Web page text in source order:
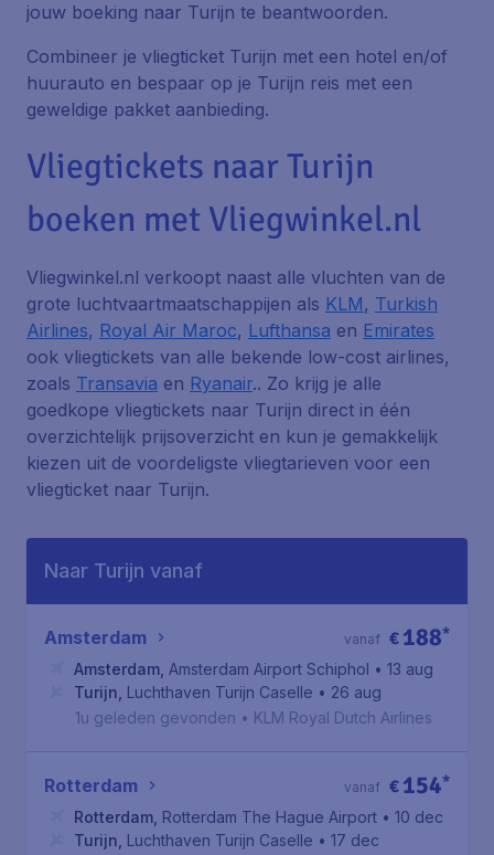
jouw boeking naar Turijn te beantwoorden.
Combineer je vliegticket Turijn met een hotel en/of
huurauto en bespaar op je Turijn reis met een
geweldige pakket aanbieding.
Vliegtickets naar Turijn
boeken met Vliegwinkel.nl
Vliegwinkel.nl verkoopt naast alle vluchten van de
grote luchtvaartmaatschappijen als KLM, Turkish
Airlines, Royal Air Maroc, Lufthansa en Emirates
ook vliegtickets van alle bekende low-cost airlines,
zoals Transavia en Ryanair.. Zo krijg je alle
goedkope vliegtickets naar Turijn direct in één
overzichtelijk prijsoverzicht en kun je gemakkelijk
kiezen uit de voordeligste vliegtarieven voor een
vliegticket naar Turijn.
Naar Turijn vanaf
Amsterdam € 188*
vanaf
Amsterdam Amsterdam Airport Schiphol • 13 aug
Turijn Luchthaven Turijn Caselle • 26 aug
1u geleden gevonden • KLM Royal Dutch Airlines
Rotterdam € 154*
vanaf
Rotterdam Rotterdam The Hague Airport • 10 dec
Turijn Luchthaven Turijn Caselle • 17 dec